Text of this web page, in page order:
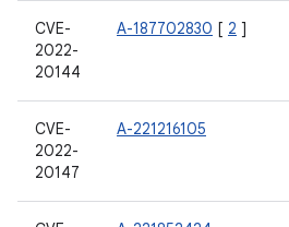
CVE-
2022-
20144
А-187702830 [ 2 ]
CVE-
2022-
20147
А-221216105